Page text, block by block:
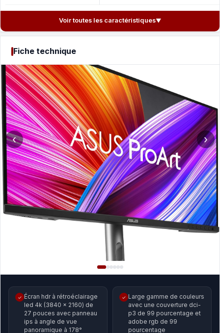
Voir toutes les caractéristiques▼
Fiche technique
‹ ›
✓ Écran hdr à rétroéclairage
led 4k (3840 x 2160) de
27 pouces avec panneau
ips à angle de vue
panoramique à 178°
✓ Large gamme de couleurs
avec une couverture dci-
p3 de 99 pourcentage et
adobe rgb de 99
pourcentage